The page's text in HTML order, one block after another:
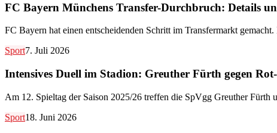
FC Bayern Münchens Transfer-Durchbruch: Details
FC Bayern hat einen entscheidenden Schritt im Transfermarkt
Sport7. Juli 2026
Intensives Duell im Stadion: Greuther Fürth gegen Rot-
Am 12. Spieltag der Saison 2025/26 treffen die SpVgg Greuther Fürth
Sport18. Juni 2026